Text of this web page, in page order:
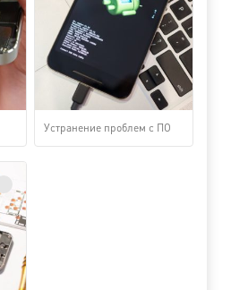
Устранение проблем с ПО